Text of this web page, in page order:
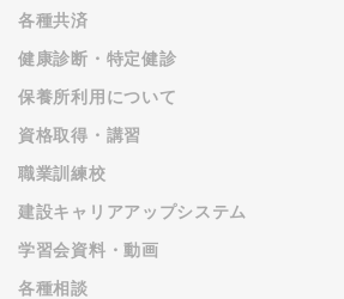
各種共済
健康診断・特定健診
保養所利用について
資格取得・講習
職業訓練校
建設キャリアアップシステム
学習会資料・動画
各種相談